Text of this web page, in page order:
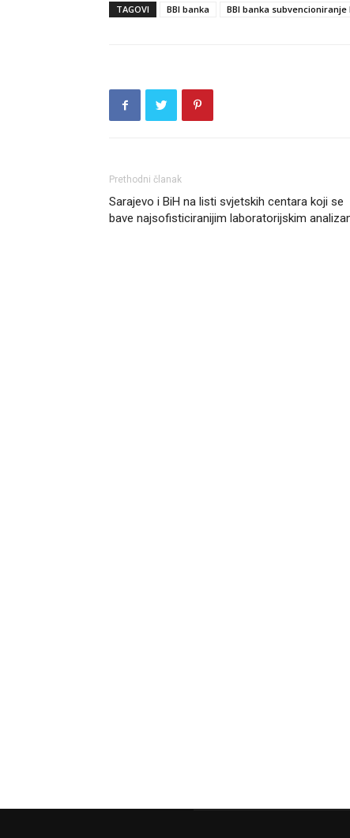
TAGOVI BBI banka BBI banka
Prethodni članak
Sarajevo i BiH na listi svjetskih centara koji se
bave najsofisticiranijim laboratorijskim